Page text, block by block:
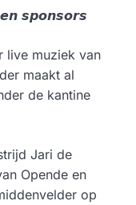
𝙨𝙥𝙤𝙣𝙨𝙤𝙧𝙨
live muziek van
maakt al
de kantine
Jari de
Opende en
op